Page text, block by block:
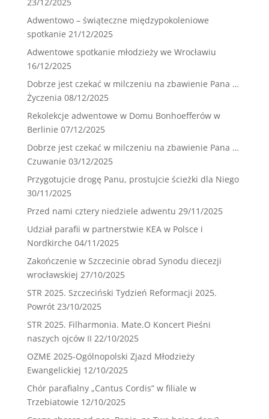
Adwentowo – świąteczne międzypokoleniowe
spotkanie 21/12/2025
Adwentowe spotkanie młodzieży we Wrocławiu
16/12/2025
Dobrze jest czekać w milczeniu na zbawienie Pana …
Życzenia 08/12/2025
Rekolekcje adwentowe w Domu Bonhoefferów w
Berlinie 07/12/2025
Dobrze jest czekać w milczeniu na zbawienie Pana …
Czuwanie 03/12/2025
Przygotujcie drogę Panu, prostujcie ścieżki dla Niego
30/11/2025
Przed nami cztery niedziele adwentu 29/11/2025
Udział parafii w partnerstwie KEA w Polsce i
Nordkirche 04/11/2025
Zakończenie w Szczecinie obrad Synodu diecezji
wrocławskiej 27/10/2025
STR 2025. Szczeciński Tydzień Reformacji 2025.
Powrót 23/10/2025
STR 2025. Filharmonia. Mate.O Koncert Pieśni
naszych ojców II 22/10/2025
OZME 2025-Ogólnopolski Zjazd Młodzieży
Ewangelickiej 12/10/2025
Chór parafialny „Cantus Cordis” w filiale w
Trzebiatowie 12/10/2025